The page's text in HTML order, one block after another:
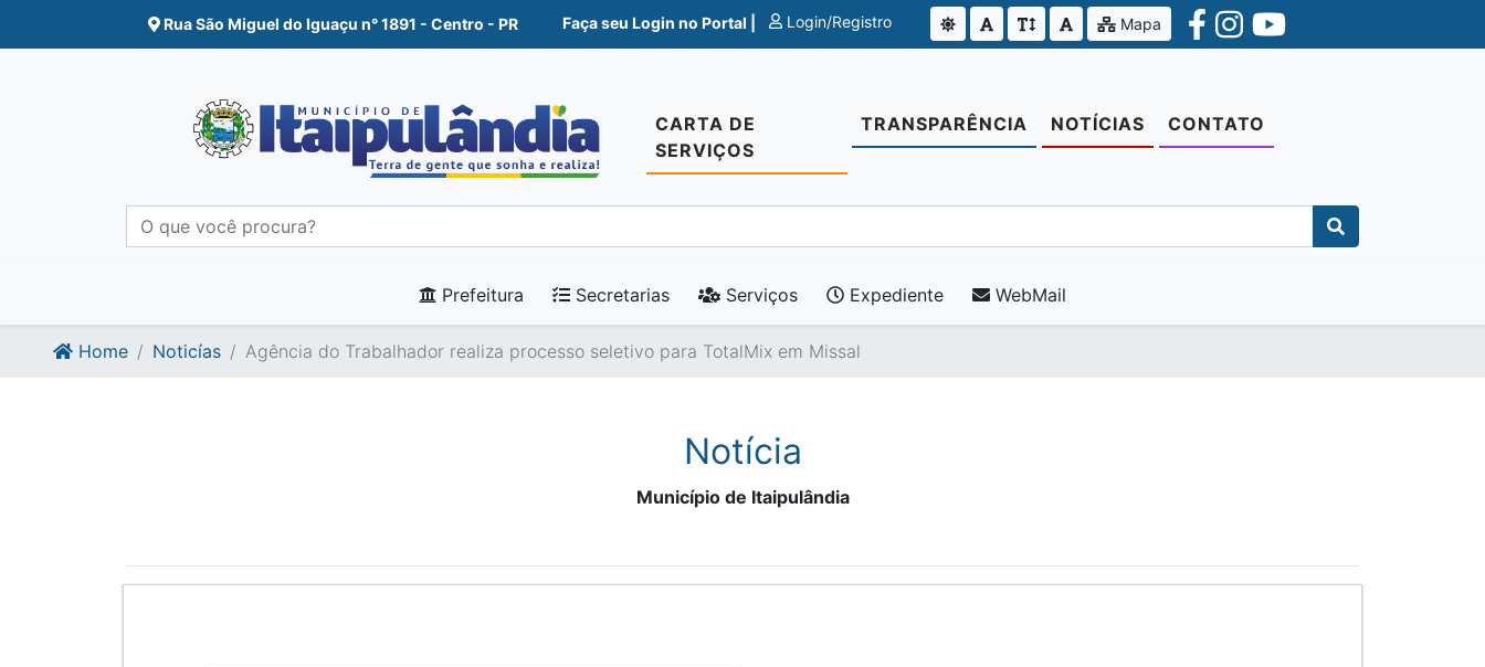
Ir para o conte�do
Ir para o fim do conte�do
Rua São Miguel do Iguaçu n° 1891 - Centro - PR Faça seu Login no Portal | Login/Registro Mapa
CARTA DE
SERVIÇOS
TRANSPARÊNCIA NOTÍCIAS CONTATO
Prefeitura Secretarias Serviços Expediente WebMail
Home Noticías Agência do Trabalhador realiza processo seletivo para TotalMix em Missal
Notícia
Município de Itaipulândia